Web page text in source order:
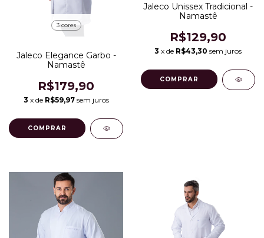
3 cores
Jaleco Elegance Garbo -
Namastê
R$179,90
3 x de R$59,97 sem juros
COMPRAR
Jaleco Unissex Tradicional -
Namastê
R$129,90
3 x de R$43,30 sem juros
COMPRAR